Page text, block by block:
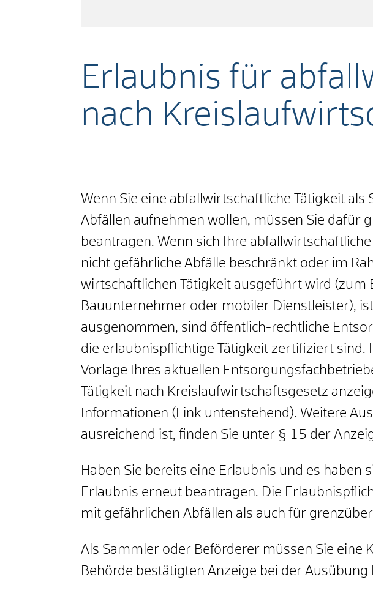
Erlaubnis für
nach
Wenn Sie eine abfallwirtschaftliche Tätigkeit als
Abfällen aufnehmen wollen, müssen Sie dafür
beantragen. Wenn sich Ihre
nicht gefährliche Abfälle beschränkt oder im
wirtschaftlichen Tätigkeit ausgeführt wird (zum
Bauunternehmer oder mobiler Dienstleister),
ausgenommen, sind öffentlich-rechtliche
die erlaubnispflichtige Tätigkeit zertifiziert sind.
Vorlage Ihres aktuellen
Tätigkeit nach Kreislaufwirtschaftsgesetz
Informationen (Link untenstehend). Weitere
ausreichend ist, finden Sie unter § 15 der
Haben Sie bereits eine Erlaubnis und es
Erlaubnis erneut beantragen. Die
mit gefährlichen Abfällen als auch für
Als Sammler oder Beförderer müssen Sie eine
Behörde bestätigten Anzeige bei der